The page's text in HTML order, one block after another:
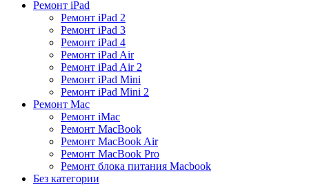
Ремонт iPad
Ремонт iPad 2
Ремонт iPad 3
Ремонт iPad 4
Ремонт iPad Air
Ремонт iPad Air 2
Ремонт iPad Mini
Ремонт iPad Mini 2
Ремонт Mac
Ремонт iMac
Ремонт MacBook
Ремонт MacBook Air
Ремонт MacBook Pro
Ремонт блока питания Macbook
Без категории